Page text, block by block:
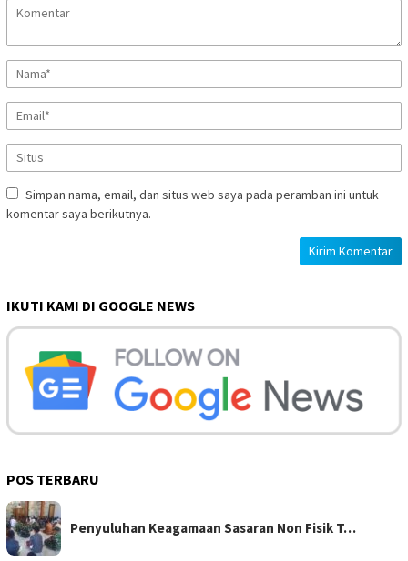
Simpan nama, email, dan situs web saya pada peramban ini untuk
komentar saya berikutnya.
IKUTI KAMI DI GOOGLE NEWS
POS TERBARU
Penyuluhan Keagamaan Sasaran Non Fisik T…